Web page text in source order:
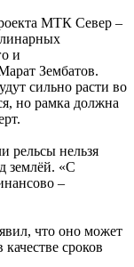
МТК Север –
и
Зембатов.
сильно расти во
но рамка должна
рельсы нельзя
землёй. «С
–
что оно может
сроков